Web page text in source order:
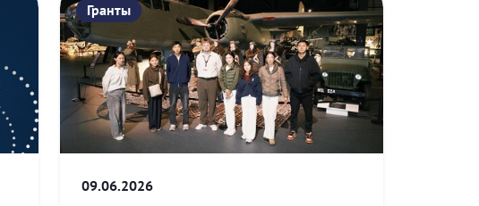
Гранты
09.06.2026